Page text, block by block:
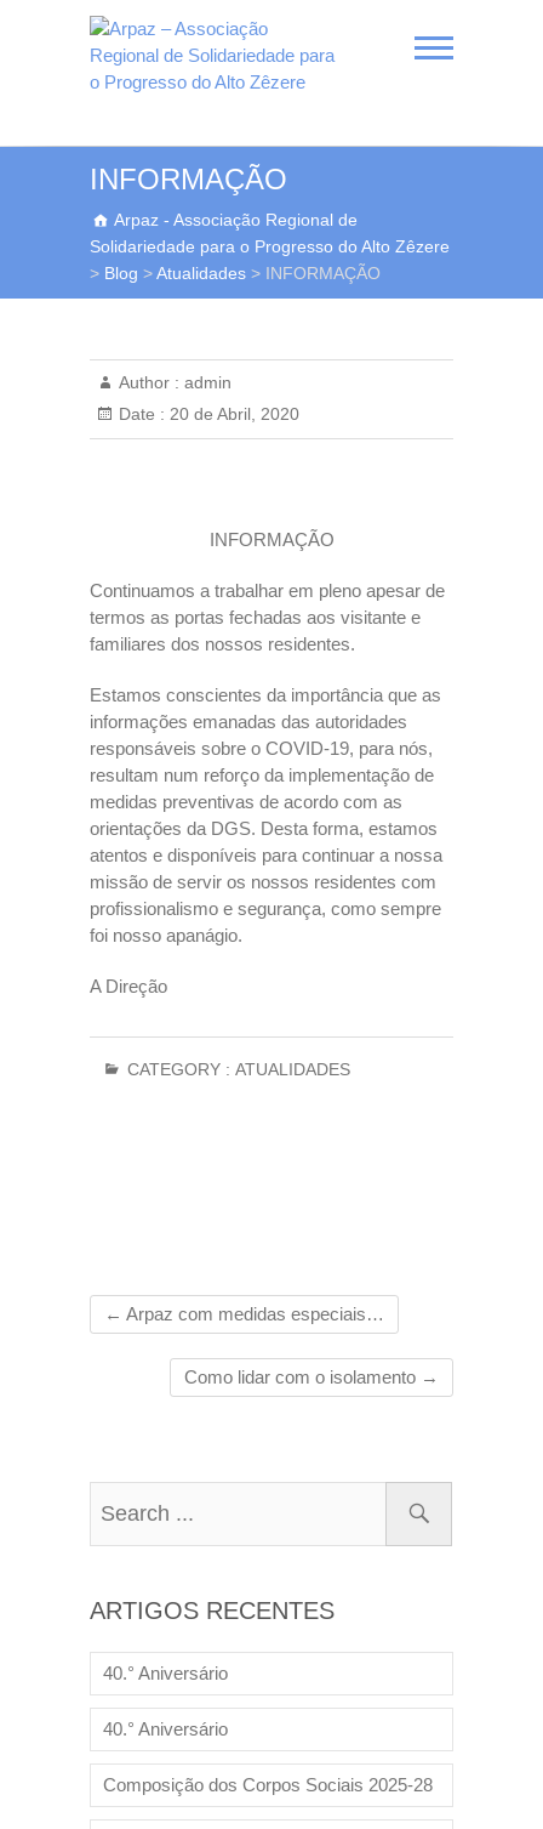
Arpaz – Associação
Regional de
Solidariedade para o
Progresso do Alto Zêzere
INFORMAÇÃO
Arpaz - Associação Regional de
Solidariedade para o Progresso do Alto Zêzere
> Blog >Atualidades > INFORMAÇÃO
Author : admin
Date : 20 de Abril, 2020
INFORMAÇÃO
Continuamos a trabalhar em pleno apesar de
termos as portas fechadas aos visitante e
familiares dos nossos residentes.
Estamos conscientes da importância que as
informações emanadas das autoridades
responsáveis sobre o COVID-19, para nós,
resultam num reforço da implementação de
medidas preventivas de acordo com as
orientações da DGS. Desta forma, estamos
atentos e disponíveis para continuar a nossa
missão de servir os nossos residentes com
profissionalismo e segurança, como sempre
foi nosso apanágio.
A Direção
CATEGORY : ATUALIDADES
← Arpaz com medidas especiais…
Como lidar com o isolamento →
ARTIGOS RECENTES
40.° Aniversário
40.° Aniversário
Composição dos Corpos Sociais 2025-28